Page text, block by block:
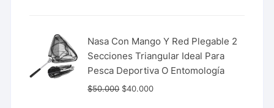
Nasa Con Mango Y Red Plegable 2
Secciones Triangular Ideal Para
Pesca Deportiva O Entomología
$50.000 $40.000